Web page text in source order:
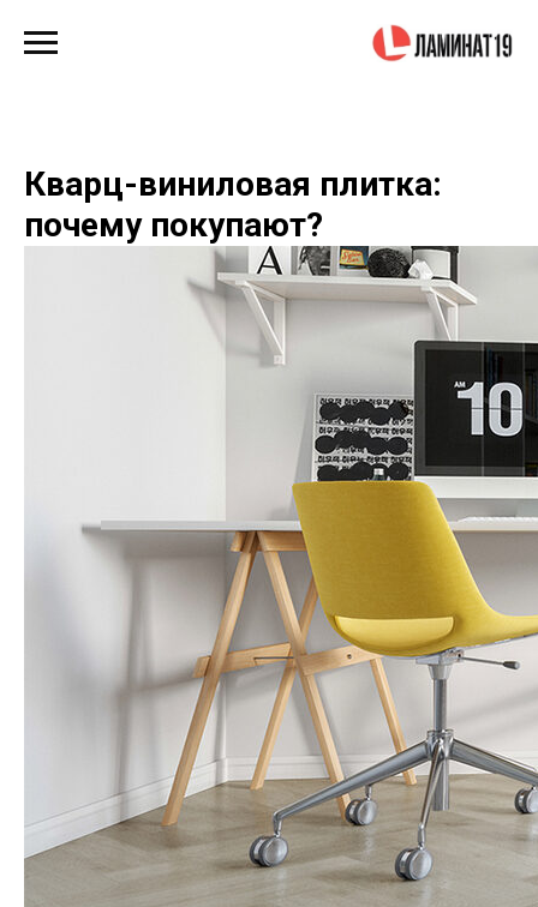
Кварц-виниловая плитка:
почему покупают?